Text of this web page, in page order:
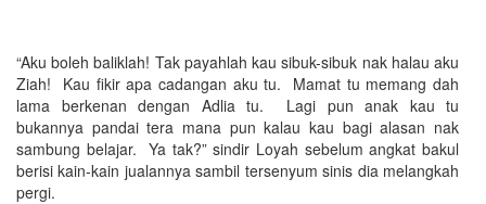
“Aku boleh baliklah! Tak payahlah kau sibuk-sibuk nak halau aku
Ziah! Kau fikir apa cadangan aku tu. Mamat tu memang dah
lama berkenan dengan Adlia tu. Lagi pun anak kau tu
bukannya pandai tera mana pun kalau kau bagi alasan nak
sambung belajar. Ya tak?” sindir Loyah sebelum angkat bakul
berisi kain-kain jualannya sambil tersenyum sinis dia melangkah
pergi.